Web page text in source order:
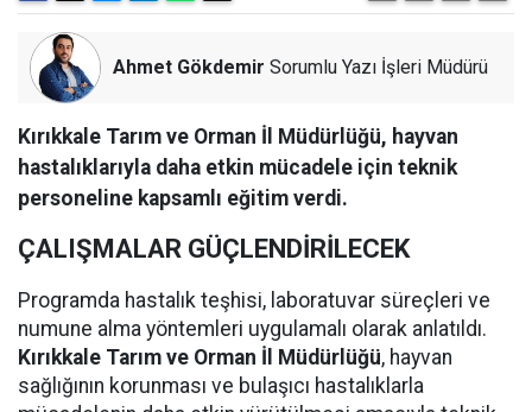
Ahmet Gökdemir Sorumlu Yazı İşleri Müdürü
Kırıkkale Tarım ve Orman İl Müdürlüğü, hayvan
hastalıklarıyla daha etkin mücadele için teknik
personeline kapsamlı eğitim verdi.
ÇALIŞMALAR GÜÇLENDİRİLECEK
Programda hastalık teşhisi, laboratuvar süreçleri ve
numune alma yöntemleri uygulamalı olarak anlatıldı.
Kırıkkale Tarım ve Orman İl Müdürlüğü, hayvan
sağlığının korunması ve bulaşıcı hastalıklarla